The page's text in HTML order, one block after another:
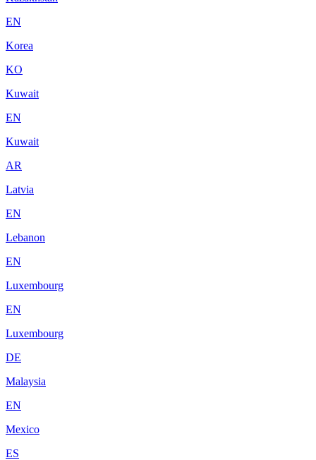
EN
Korea
KO
Kuwait
EN
Kuwait
AR
Latvia
EN
Lebanon
EN
Luxembourg
EN
Luxembourg
DE
Malaysia
EN
Mexico
ES